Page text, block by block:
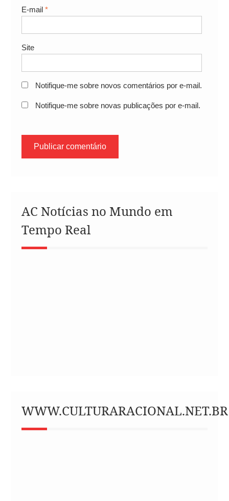
E-mail *
Site
Notifique-me sobre novos comentários por e-mail.
Notifique-me sobre novas publicações por e-mail.
AC Notícias no Mundo em
Tempo Real
WWW.CULTURARACIONAL.NET.BR